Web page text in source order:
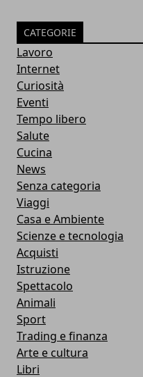
CATEGORIE
Lavoro
Internet
Curiosità
Eventi
Tempo libero
Salute
Cucina
News
Senza categoria
Viaggi
Casa e Ambiente
Scienze e tecnologia
Acquisti
Istruzione
Spettacolo
Animali
Sport
Trading e finanza
Arte e cultura
Libri